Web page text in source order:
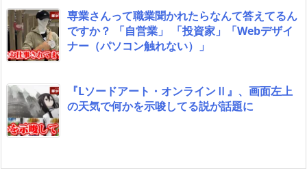
専業さんって職業聞かれたらなんて答えてるん
ですか？ 「自営業」 「投資家」「Webデザイ
ナー（パソコン触れない）」
『Lソードアート・オンラインⅡ』、画面左上
の天気で何かを示唆してる説が話題に